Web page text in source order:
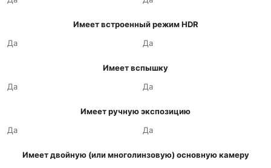
Имеет встроенный режим HDR
Да
Да
Имеет вспышку
Да
Да
Имеет ручную экспозицию
Да
Да
Имеет двойную (или многолинзовую) основную камеру